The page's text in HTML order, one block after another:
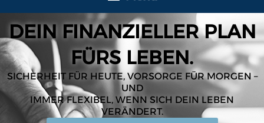
DEIN FINANZIELLER PLAN
FÜRS LEBEN.
SICHERHEIT FÜR HEUTE, VORSORGE FÜR MORGEN –
UND
IMMER FLEXIBEL, WENN SICH DEIN LEBEN
VERÄNDERT.